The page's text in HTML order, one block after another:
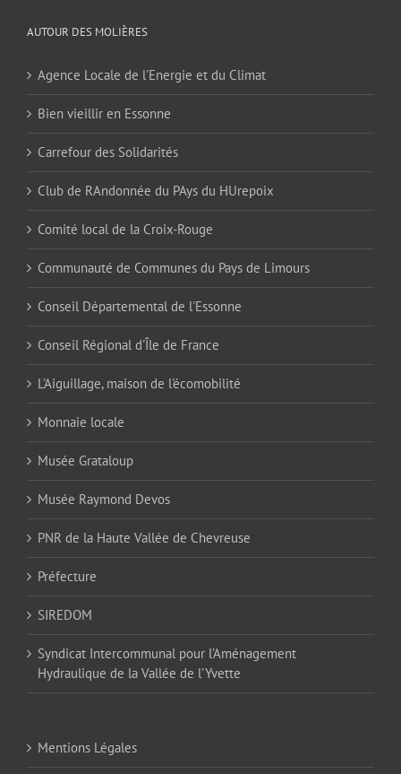
AUTOUR DES MOLIÈRES
Agence Locale de l'Energie et du Climat
Bien vieillir en Essonne
Carrefour des Solidarités
Club de RAndonnée du PAys du HUrepoix
Comité local de la Croix-Rouge
Communauté de Communes du Pays de Limours
Conseil Départemental de l'Essonne
Conseil Régional d'Île de France
L'Aiguillage, maison de l'écomobilité
Monnaie locale
Musée Grataloup
Musée Raymond Devos
PNR de la Haute Vallée de Chevreuse
Préfecture
SIREDOM
Syndicat Intercommunal pour l’Aménagement
Hydraulique de la Vallée de l’Yvette
Mentions Légales